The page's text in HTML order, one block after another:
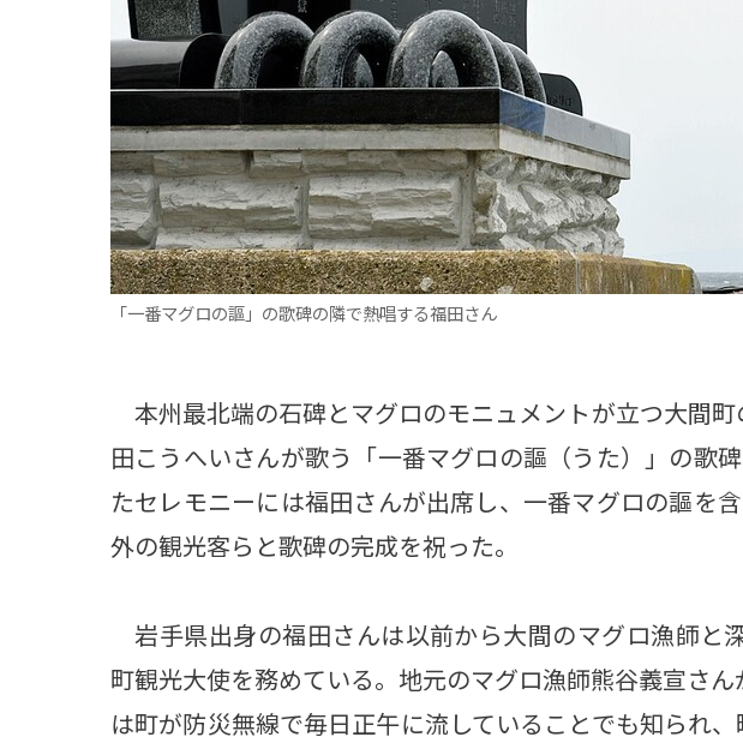
「一番マグロの謳」の歌碑の隣で熱唱する福田さん
本州最北端の石碑とマグロのモニュメントが立つ大間
田こうへいさんが歌う「一番マグロの謳（うた）」の歌
たセレモニーには福田さんが出席し、一番マグロの謳を
外の観光客らと歌碑の完成を祝った。
岩手県出身の福田さんは以前から大間のマグロ漁師と
町観光大使を務めている。地元のマグロ漁師熊谷義宣さ
は町が防災無線で毎日正午に流していることでも知られ
まつり・イベント
おみやげ・特産
道の駅・産直
アウトドア・レジャー
ご当地グルメ